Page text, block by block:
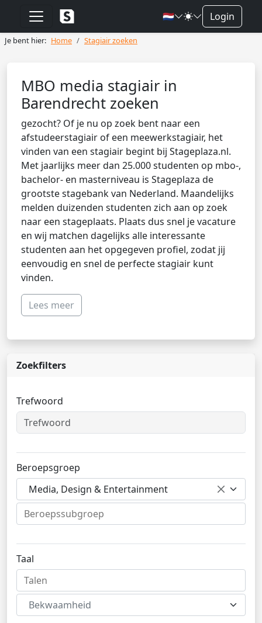
🇳🇱 Login
Je bent hier: Home Stagiair zoeken
MBO media stagiair in
Barendrecht zoeken
gezocht? Of je nu op zoek bent naar een
afstudeerstagiair of een meewerkstagiair, het
vinden van een stagiair begint bij Stageplaza.nl.
Met jaarlijks meer dan 25.000 studenten op mbo-,
bachelor- en masterniveau is Stageplaza de
grootste stagebank van Nederland. Maandelijks
melden duizenden studenten zich aan op zoek
naar een stageplaats. Plaats dus snel je vacature
en wij matchen dagelijks alle interessante
studenten aan het opgegeven profiel, zodat jij
eenvoudig en snel de perfecte stagiair kunt
vinden.
Lees meer
Zoekfilters
Trefwoord
Beroepsgroep
Media, Design & Entertainment
Taal
Bekwaamheid